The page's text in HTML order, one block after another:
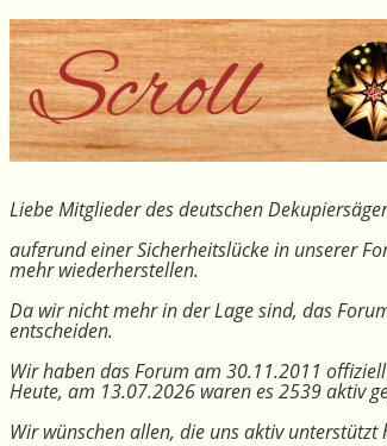
Liebe Mitglieder des deutschen
aufgrund einer Sicherheitslücke in unserer
mehr wiederherstellen.
Da wir nicht mehr in der Lage sind, das
entscheiden.
Wir haben das Forum am 30.11.2011
Heute, am 13.07.2026 waren es 2539 aktiv
Wir wünschen allen, die uns aktiv